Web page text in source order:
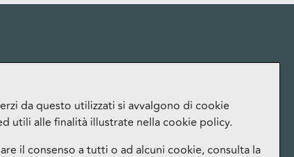
da questo utilizzati si avvalgono di cookie
utili alle finalità illustrate nella cookie policy.
il consenso a tutti o ad alcuni cookie, consulta la
Lavora con noi
Ufficio Stampa